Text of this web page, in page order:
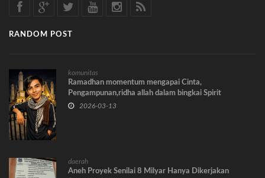
RANDOM POST
komunitas
Ramadhan momentum mengapai Cinta,
Pengampunan,ridha allah dalam bingkai Spirit
perjuangan umat.
2026-03-13
daerah
Aneh Proyek Senilai 8 Milyar Hanya Dikerjakan